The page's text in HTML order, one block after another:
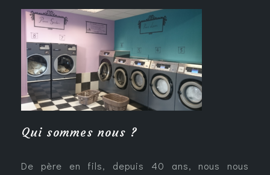
Qui sommes nous ?
De père en fils, depuis 40 ans, nous nous